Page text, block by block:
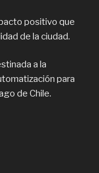
positivo que
de la ciudad.
a la
para
de Chile.